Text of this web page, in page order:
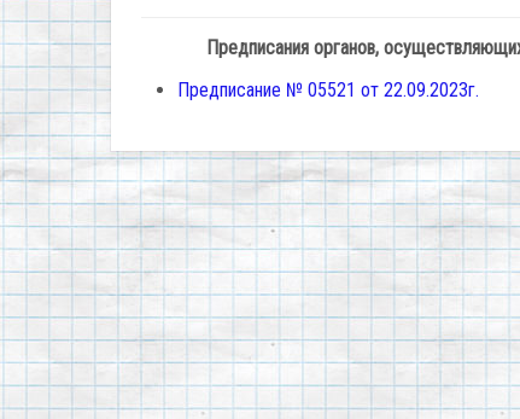
Предписания органов,
Предписание № 05521 от 22.09.2023г.